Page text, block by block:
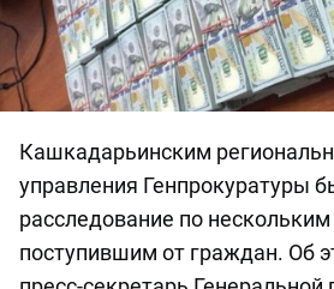
Кашкадарьинским
управления Генпрокуратуры
расследование по
поступившим от граждан. Об